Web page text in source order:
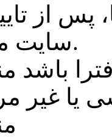
از
سایت منتشر خواهد شد.
یا غیر